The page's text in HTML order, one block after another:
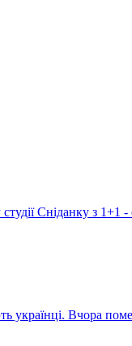
Сніданку з 1+1
українці. Вчора